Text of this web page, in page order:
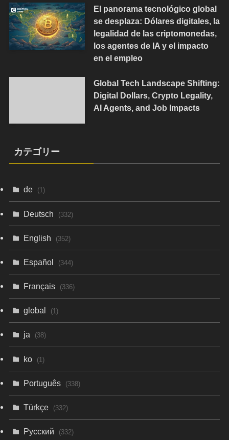
El panorama tecnológico global
se desplaza: Dólares digitales, la
legalidad de las criptomonedas,
los agentes de IA y el impacto
en el empleo
Global Tech Landscape Shifting:
Digital Dollars, Crypto Legality,
AI Agents, and Job Impacts
カテゴリー
de (1)
Deutsch (332)
English (352)
Español (344)
Français (336)
global (1)
ja (38)
ko (1)
Português (338)
Türkçe (332)
Русский (332)